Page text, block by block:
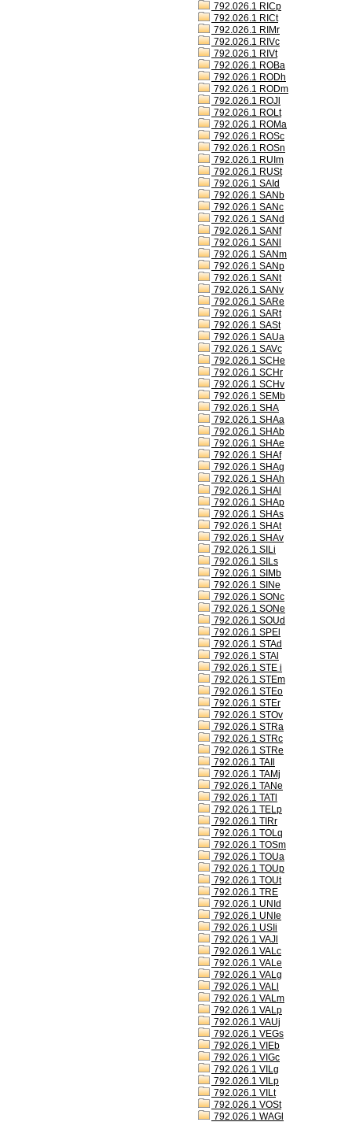
792.026.1 RICp
792.026.1 RICt
792.026.1 RIMr
792.026.1 RIVc
792.026.1 RIVt
792.026.1 ROBa
792.026.1 RODh
792.026.1 RODm
792.026.1 ROJl
792.026.1 ROLt
792.026.1 ROMa
792.026.1 ROSc
792.026.1 ROSn
792.026.1 RUIm
792.026.1 RUSt
792.026.1 SAId
792.026.1 SANb
792.026.1 SANc
792.026.1 SANd
792.026.1 SANf
792.026.1 SANl
792.026.1 SANm
792.026.1 SANp
792.026.1 SANt
792.026.1 SANv
792.026.1 SARe
792.026.1 SARt
792.026.1 SASt
792.026.1 SAUa
792.026.1 SAVc
792.026.1 SCHe
792.026.1 SCHr
792.026.1 SCHv
792.026.1 SEMb
792.026.1 SHA
792.026.1 SHAa
792.026.1 SHAb
792.026.1 SHAe
792.026.1 SHAf
792.026.1 SHAg
792.026.1 SHAh
792.026.1 SHAl
792.026.1 SHAp
792.026.1 SHAs
792.026.1 SHAt
792.026.1 SHAv
792.026.1 SILi
792.026.1 SILs
792.026.1 SIMb
792.026.1 SINe
792.026.1 SONc
792.026.1 SONe
792.026.1 SOUd
792.026.1 SPEl
792.026.1 STAd
792.026.1 STAl
792.026.1 STE i
792.026.1 STEm
792.026.1 STEo
792.026.1 STEr
792.026.1 STOv
792.026.1 STRa
792.026.1 STRc
792.026.1 STRe
792.026.1 TAIl
792.026.1 TAMj
792.026.1 TANe
792.026.1 TATl
792.026.1 TELp
792.026.1 TIRr
792.026.1 TOLq
792.026.1 TOSm
792.026.1 TOUa
792.026.1 TOUp
792.026.1 TOUt
792.026.1 TRE
792.026.1 UNId
792.026.1 UNIe
792.026.1 USIi
792.026.1 VAJl
792.026.1 VALc
792.026.1 VALe
792.026.1 VALg
792.026.1 VALl
792.026.1 VALm
792.026.1 VALp
792.026.1 VAUj
792.026.1 VEGs
792.026.1 VIEb
792.026.1 VIGc
792.026.1 VILg
792.026.1 VILp
792.026.1 VILt
792.026.1 VOSt
792.026.1 WAGl